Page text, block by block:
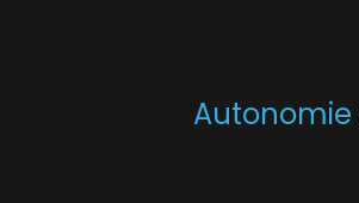
Autonomie